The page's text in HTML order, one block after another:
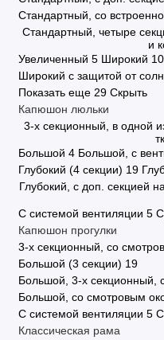
Стандартный, со
Стандартный, четыре
и
Увеличенный 5 Широкий 10
Широкий с защитой от
Показать еще 29 Скрыть
Капюшон люльки
3-х секционный, в одной
Большой 4 Большой, с
Глубокий (4 секции) 19
Глубокий, с доп. секцией
С системой вентиляции 5
Капюшон прогулки
3-х секционный, со
Большой (3 секции) 19
Большой, 3-х секционный,
Большой, со смотровым
С системой вентиляции 5
Классическая рама